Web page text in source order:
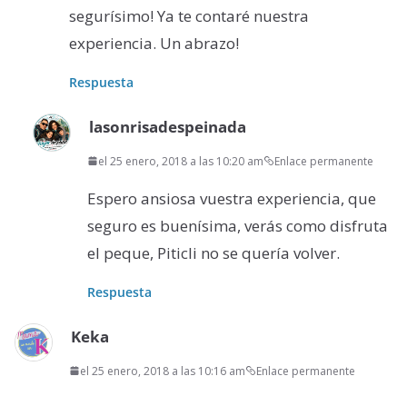
segurísimo! Ya te contaré nuestra
experiencia. Un abrazo!
Respuesta
lasonrisadespeinada
el 25 enero, 2018 a las 10:20 am Enlace permanente
Espero ansiosa vuestra experiencia, que
seguro es buenísima, verás como disfruta
el peque, Piticli no se quería volver.
Respuesta
Keka
el 25 enero, 2018 a las 10:16 am Enlace permanente